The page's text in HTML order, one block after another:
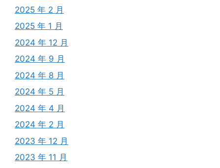
2025 年 2 月
2025 年 1 月
2024 年 12 月
2024 年 9 月
2024 年 8 月
2024 年 5 月
2024 年 4 月
2024 年 2 月
2023 年 12 月
2023 年 11 月